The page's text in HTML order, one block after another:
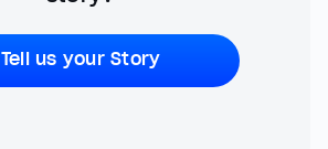
Tell us your Story